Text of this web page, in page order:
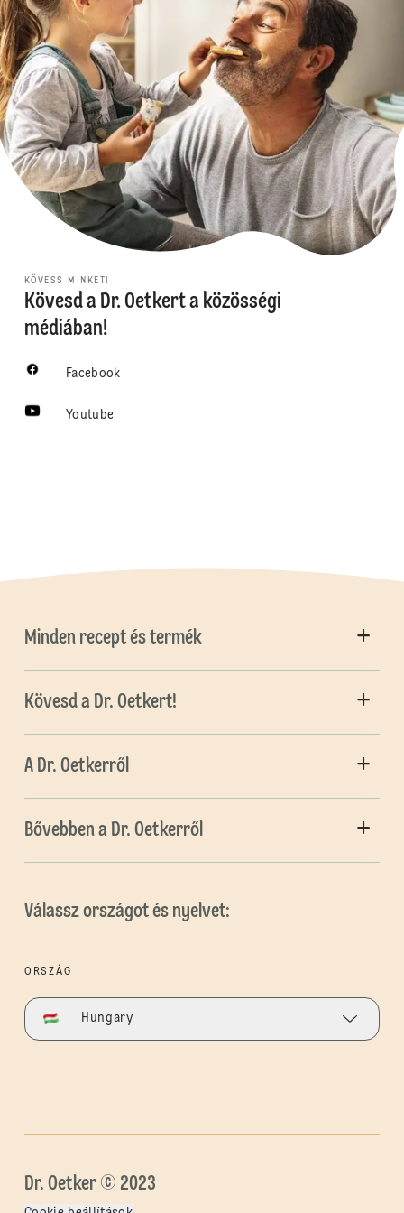
KÖVESS MINKET!
Kövesd a Dr. Oetkert a közösségi
médiában!
Facebook
Youtube
Minden recept és termék
Kövesd a Dr. Oetkert!
A Dr. Oetkerről
Bővebben a Dr. Oetkerről
Válassz országot és nyelvet:
ORSZÁG
Hungary
Dr. Oetker © 2023